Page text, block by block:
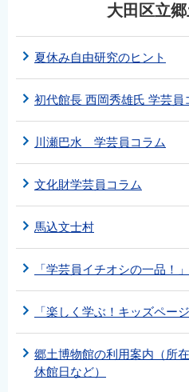
大田区立
夏休み自由研究のヒント
初代館長 西岡秀雄氏 学芸員
川瀬巴水 学芸員コラム
文化財学芸員コラム
馬込文士村
「学芸員イチオシの一品！
「楽しく学ぶ！キッズペー
郷土博物館の利用案内（所
休館日など）